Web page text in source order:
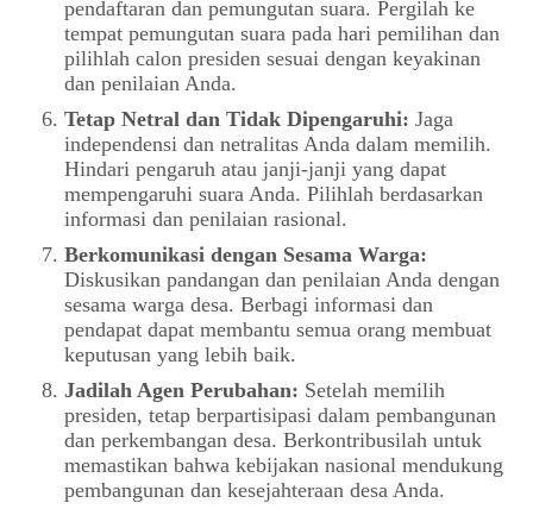
pendaftaran dan pemungutan suara. Pergilah ke
tempat pemungutan suara pada hari pemilihan dan
pilihlah calon presiden sesuai dengan keyakinan
dan penilaian Anda.
Tetap Netral dan Tidak Dipengaruhi: Jaga
independensi dan netralitas Anda dalam memilih.
Hindari pengaruh atau janji-janji yang dapat
mempengaruhi suara Anda. Pilihlah berdasarkan
informasi dan penilaian rasional.
Berkomunikasi dengan Sesama Warga:
Diskusikan pandangan dan penilaian Anda dengan
sesama warga desa. Berbagi informasi dan
pendapat dapat membantu semua orang membuat
keputusan yang lebih baik.
Jadilah Agen Perubahan: Setelah memilih
presiden, tetap berpartisipasi dalam pembangunan
dan perkembangan desa. Berkontribusilah untuk
memastikan bahwa kebijakan nasional mendukung
pembangunan dan kesejahteraan desa Anda.